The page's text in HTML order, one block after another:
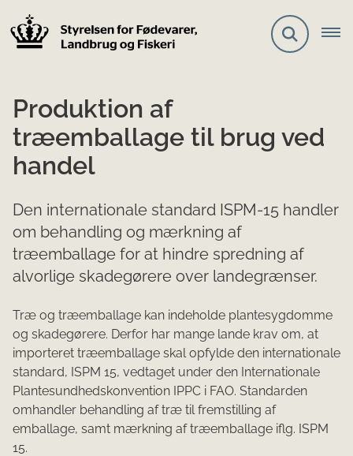
Produktion af
træemballage til brug ved
handel
Den internationale standard ISPM-15 handler
om behandling og mærkning af
træemballage for at hindre spredning af
alvorlige skadegørere over landegrænser.
Træ og træemballage kan indeholde plantesygdomme
og skadegørere. Derfor har mange lande krav om, at
importeret træemballage skal opfylde den internationale
standard, ISPM 15, vedtaget under den Internationale
Plantesundhedskonvention IPPC i FAO. Standarden
omhandler behandling af træ til fremstilling af
emballage, samt mærkning af træemballage iflg. ISPM
15.